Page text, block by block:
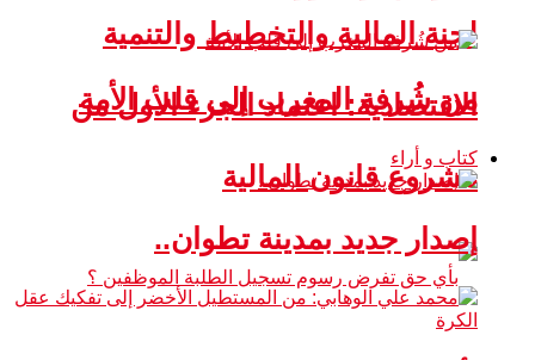
لجنة المالية والتخطيط والتنمية
الاقتصادية: اعتماد الجزء الأول من
مشروع قانون المالية
من شُرفة المغرب إلى قلب الأمة
كتاب و أراء
إصدار جديد بمدينة تطوان..